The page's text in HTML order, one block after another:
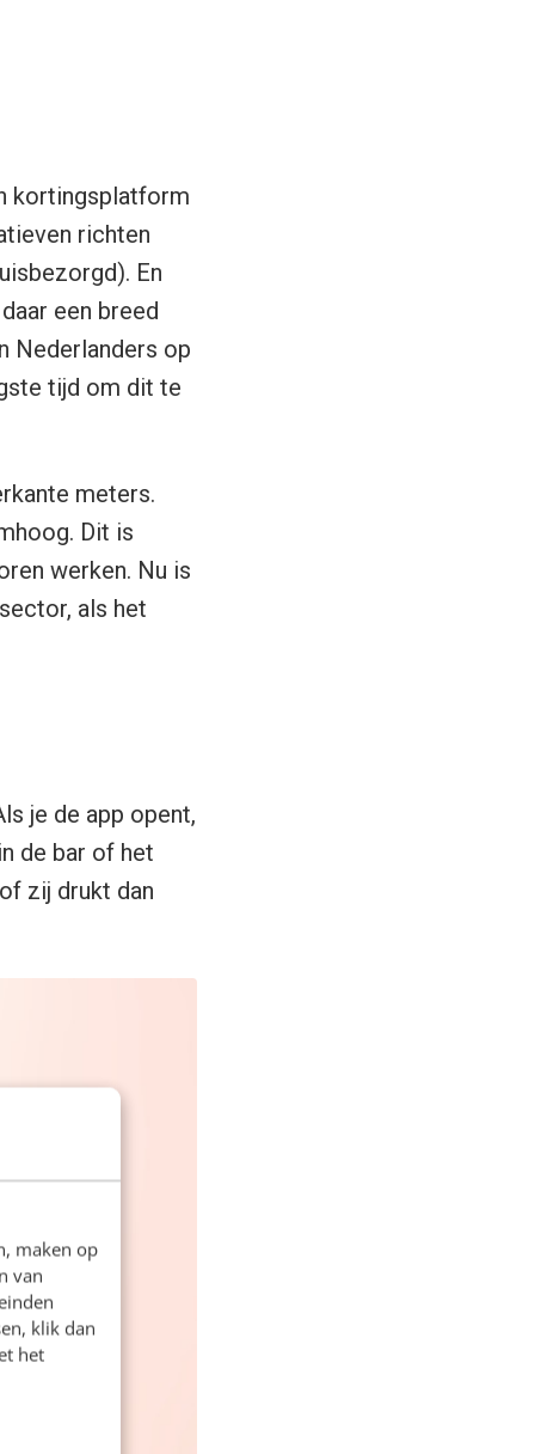
maken op
van
klik dan
het
kortingsplatform
richten
En
een breed
Nederlanders op
tijd om dit te
meters.
Dit is
werken. Nu is
als het
je de app opent,
de bar of het
zij drukt dan